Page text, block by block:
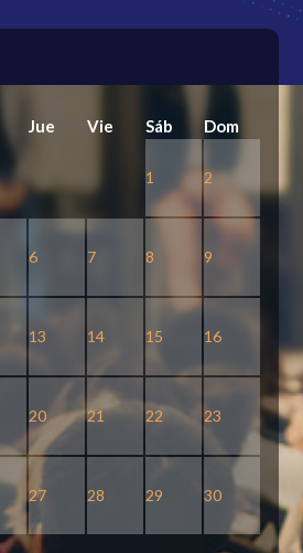
Jue Vie Sáb Dom
1 2
6 7 8 9
13 14 15 16
20 21 22 23
27 28 29 30